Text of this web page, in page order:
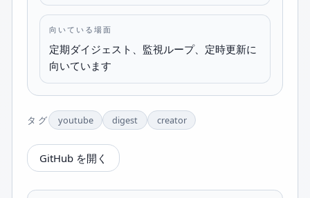
向いている場面
定期ダイジェスト、監視ループ、定時更新に
向いています
タグ youtube digest creator
GitHub を開く